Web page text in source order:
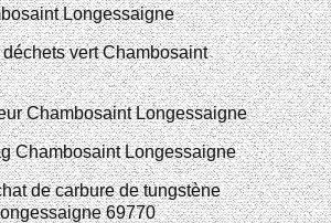
Longessaigne
vert Chambosaint
Chambosaint Longessaigne
Chambosaint Longessaigne
de carbure de tungstène
69770